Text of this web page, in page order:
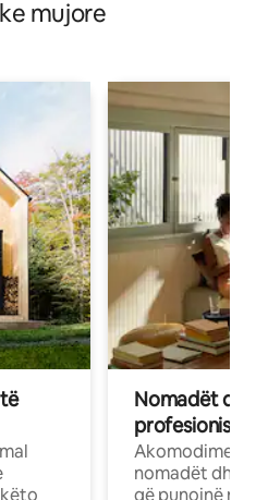
mujore
Nomadët
Akomodime
nomadët dhe
që punojnë në